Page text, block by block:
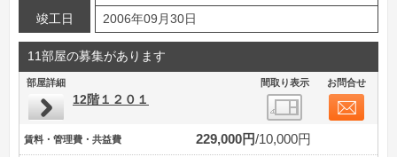
竣工日
2006年09月30日
11部屋の募集があります
部屋詳細 間取り表示 お問合せ
12階１２０１
賃料・管理費・共益費 229,000円 10,000円